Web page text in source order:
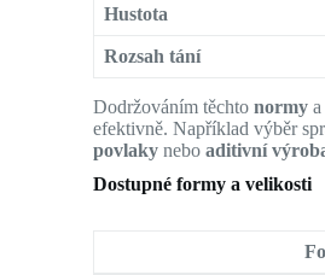
Hustota
Rozsah tání
Dodržováním těchtonormy
efektivně. Například výběr
povlaky neboaditivní
Dostupné formy a velikosti